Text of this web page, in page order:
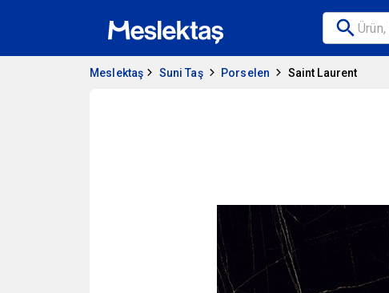
Meslektaş Suni Taş Porselen Saint Laurent